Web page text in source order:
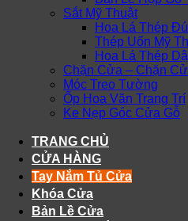
Sắt Mỹ Thuật
Hoa Lá Thép
Thép Uốn Mỹ
Hoa Lá Thép
Chặn Cửa – Chặn
Móc Treo Tường
Ốp Hoa Văn Trang Trí
Ke Nẹp Góc Cửa Gỗ
TRANG CHỦ
CỬA HÀNG
Tay Nắm Tủ Cửa
Khóa Cửa
Bản Lề Cửa